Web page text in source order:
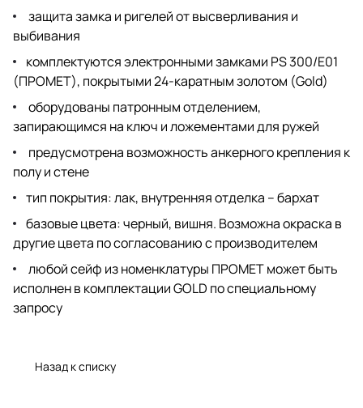
защита замка и ригелей от высверливания и
выбивания
комплектуются электронными замками PS 300/E01
(ПРОМЕТ), покрытыми 24-каратным золотом (Gold)
оборудованы патронным отделением,
запирающимся на ключ и ложементами для ружей
предусмотрена возможность анкерного крепления к
полу и стене
тип покрытия: лак, внутренняя отделка – бархат
базовые цвета: черный, вишня. Возможна окраска в
другие цвета по согласованию с производителем
любой сейф из номенклатуры ПРОМЕТ может быть
исполнен в комплектации GOLD по специальному
запросу
Назад к списку